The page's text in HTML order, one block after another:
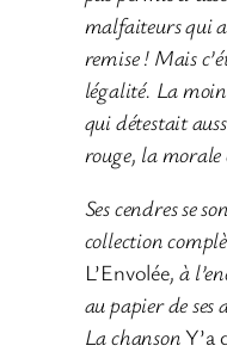
malfaiteurs qui
remise ! Mais
légalité. La
qui détestait
rouge, la morale
Ses cendres se
collection
L’Envolée, à
au papier de ses
La chanson Y’a